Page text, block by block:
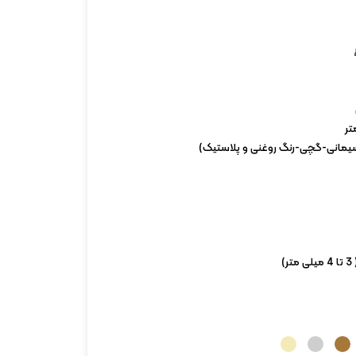
گچی-رنگ روغنی و پلاستیک)